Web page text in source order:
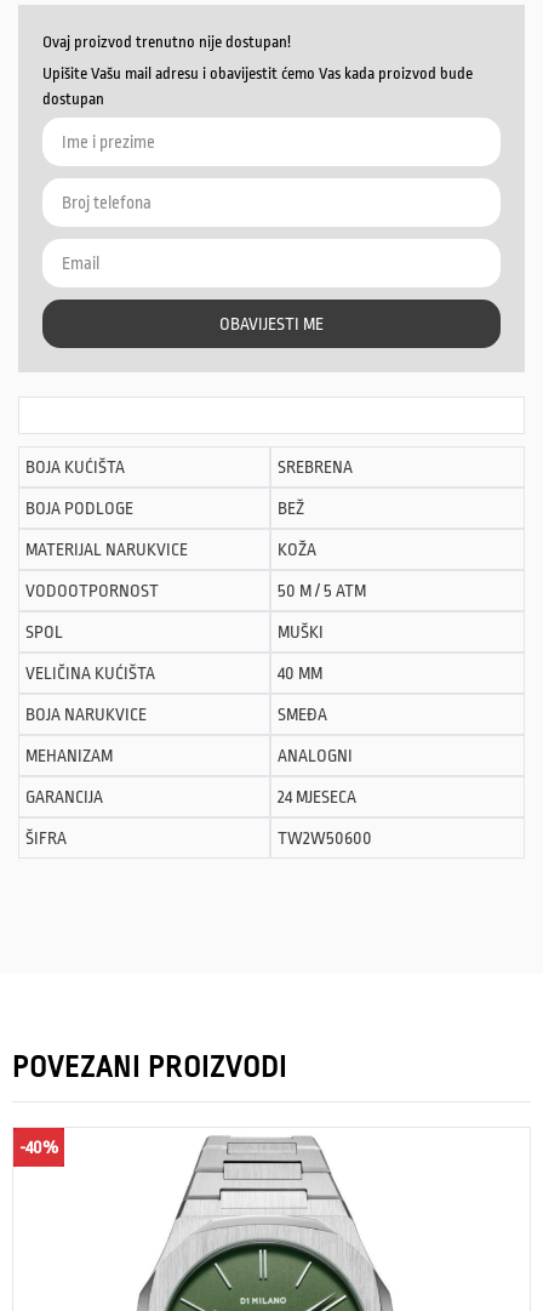
Ovaj proizvod trenutno nije dostupan!
Upišite Vašu mail adresu i obavijestit ćemo Vas kada proizvod bude
dostupan
OBAVIJESTI ME
BOJA KUĆIŠTA SREBRENA
BOJA PODLOGE BEŽ
MATERIJAL NARUKVICE KOŽA
VODOOTPORNOST 50 M / 5 ATM
SPOL MUŠKI
VELIČINA KUĆIŠTA 40 MM
BOJA NARUKVICE SMEĐA
MEHANIZAM ANALOGNI
GARANCIJA 24 MJESECA
ŠIFRA TW2W50600
POVEZANI PROIZVODI
-40%